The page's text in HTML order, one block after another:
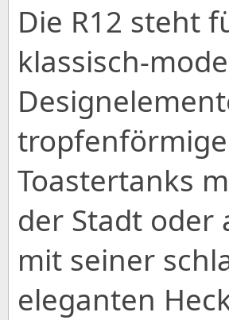
Die R12 steht
klassisch-
Toastertanks
der Stadt oder
mit seiner
eleganten